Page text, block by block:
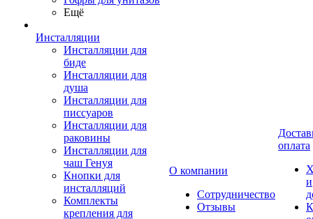
Ещё
Инсталляции
Инсталляции для
биде
Инсталляции для
душа
Инсталляции для
писсуаров
Инсталляции для
раковины
Инсталляции для
чаш Генуя
Кнопки для
инсталляций
Комплекты
крепления для
О компании
Сотрудничество
Отзывы
оплата
и